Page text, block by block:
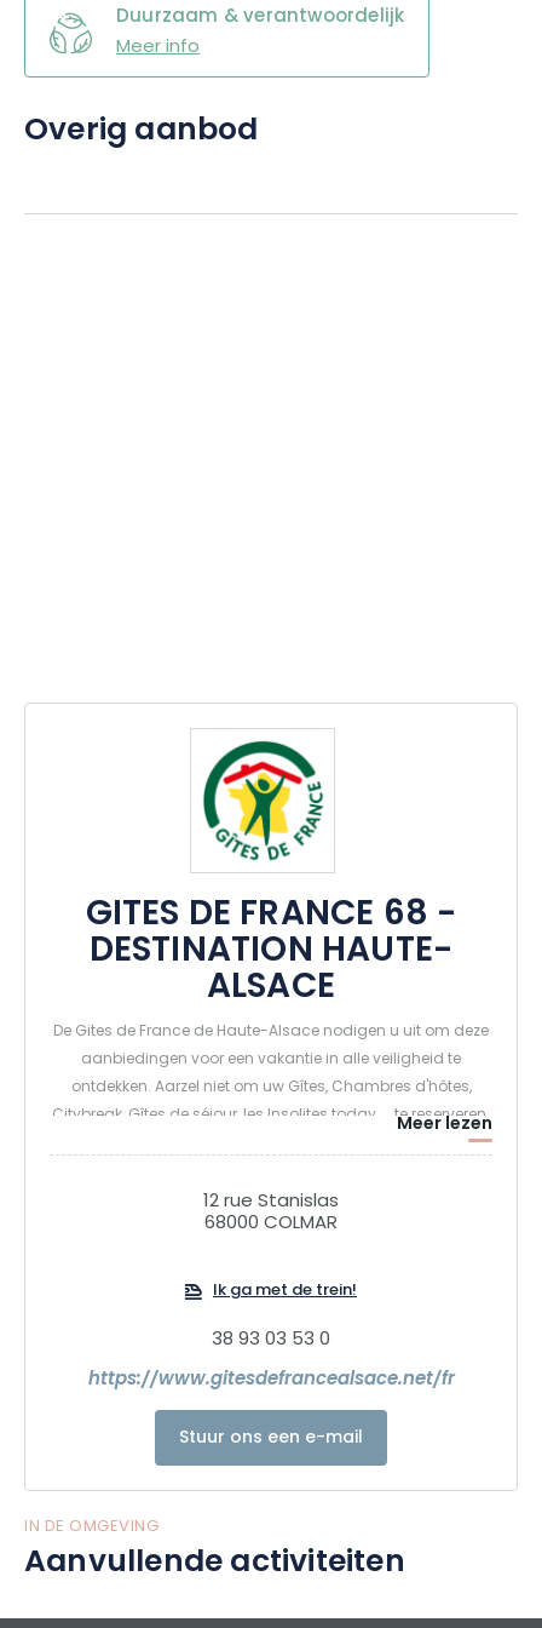
Duurzaam & verantwoordelijk
Meer info
Overig aanbod
GITES DE FRANCE 68 -
DESTINATION HAUTE-
ALSACE
De Gites de France de Haute-Alsace nodigen u uit om deze
aanbiedingen voor een vakantie in alle veiligheid te
ontdekken. Aarzel niet om uw Gîtes, Chambres d'hôtes,
Citybreak, Gîtes de séjour, les Insolites today.... te reserveren.
Meer lezen
12 rue Stanislas
68000 COLMAR
Ik ga met de trein!
38 93 03 53 0
https://www.gitesdefrancealsace.net/fr
Stuur ons een e-mail
IN DE OMGEVING
Aanvullende activiteiten